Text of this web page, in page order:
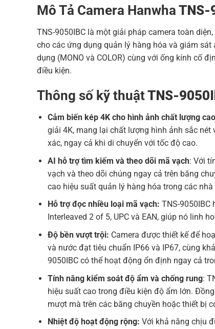
Mô Tả Camera Hanwha TNS-
TNS-9050IBC là một giải pháp camera toàn
cho các ứng dụng quản lý hàng hóa và giám
dụng (MONO và COLOR) cùng với ống kính cố
điều kiện.
Thông số kỹ thuậtTNS-
Cảm biến kép 4K cho hình ảnh chất lượng
giải 4K, mang lại chất lượng hình ảnh sắc
xác, ngay cả khi di chuyển với tốc độ cao.
AI hỗ trợ tìm kiếm và theo dõi mã vạch: Với
vạch và theo dõi chúng ngay cả trên băng
cao hiệu suất quản lý hàng hóa trong các
Hỗ trợ đọc nhiều loại mã vạch: TNS-9050IBC
Interleaved 2 of 5, UPC và EAN, giúp nó linh
Độ bền vượt trội: Camera được thiết kế để
và nước đạt tiêu chuẩn IP66 và IP67, cùng
9050IBC có thể hoạt động ổn định ngay cả
Tính năng kiểm soát độ ẩm và chống rung:
hiệu suất cao trong điều kiện độ ẩm lớn.
mượt mà trên các băng chuyền hoặc thiết bị
Nhiệt độ hoạt động rộng: Với khả năng chịu